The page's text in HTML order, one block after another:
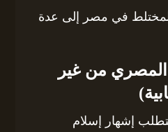
في مصر إلى عدة
المصري من غير
إشهار إسلام